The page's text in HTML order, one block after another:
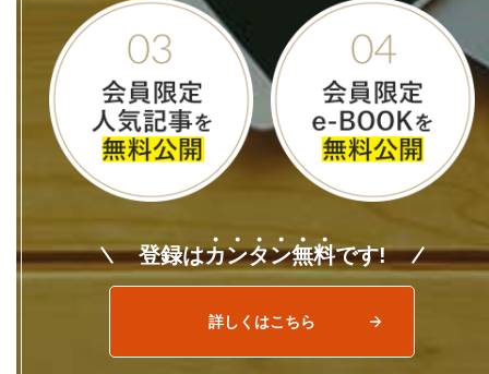
登録はカンタン無料です!
詳しくはこちら